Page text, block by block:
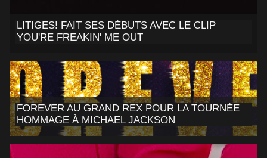
LITIGES! FAIT SES DÉBUTS AVEC LE CLIP
YOU'RE FREAKIN' ME OUT
FOREVER AU GRAND REX POUR LA TOURNÉE
HOMMAGE À MICHAEL JACKSON